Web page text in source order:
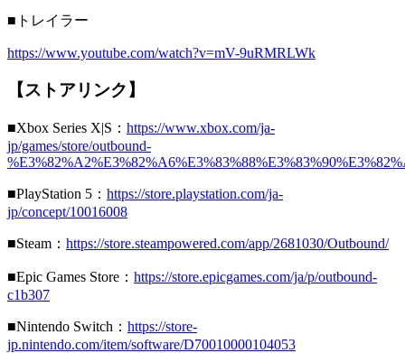
■トレイラー
https://www.youtube.com/watch?v=mV-9uRMRLWk
【ストアリンク】
■Xbox Series X|S： https://www.xbox.com/ja-
jp/games/store/outbound-
■PlayStation 5： https://store.playstation.com/ja-
jp/concept/10016008
■Steam： https://store.steampowered.com/app/2681030/Outbound/
■Epic Games Store： https://store.epicgames.com/ja/p/outbound-
c1b307
■Nintendo Switch： https://store-
jp.nintendo.com/item/software/D70010000104053